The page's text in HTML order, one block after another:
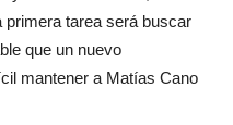
primera tarea será buscar
que un nuevo
mantener a Matías Cano